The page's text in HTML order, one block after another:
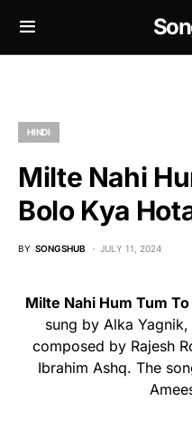
HINDI
Milte Nahi
Bolo Kya
BY SONGSHUB JULY 11, 2024
Milte Nahi Hum Tum
sung by Alka
composed by Rajesh
Ibrahim Ashq. The